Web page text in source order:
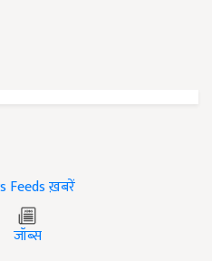
ख़बरें
जॉब्स